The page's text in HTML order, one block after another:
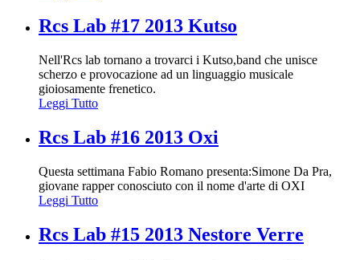
Rcs Lab #17 2013 Kutso
Nell'Rcs lab tornano a trovarci i Kutso,band che unisce
scherzo e provocazione ad un linguaggio musicale
gioiosamente frenetico.
Leggi Tutto
Rcs Lab #16 2013 Oxi
Questa settimana Fabio Romano presenta:Simone Da Pra,
giovane rapper conosciuto con il nome d'arte di OXI
Leggi Tutto
Rcs Lab #15 2013 Nestore Verre